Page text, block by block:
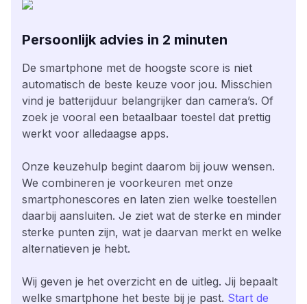
Persoonlijk advies in 2 minuten
De smartphone met de hoogste score is niet
automatisch de beste keuze voor jou. Misschien
vind je batterijduur belangrijker dan camera’s. Of
zoek je vooral een betaalbaar toestel dat prettig
werkt voor alledaagse apps.
Onze keuzehulp begint daarom bij jouw wensen.
We combineren je voorkeuren met onze
smartphonescores en laten zien welke toestellen
daarbij aansluiten. Je ziet wat de sterke en minder
sterke punten zijn, wat je daarvan merkt en welke
alternatieven je hebt.
Wij geven je het overzicht en de uitleg. Jij bepaalt
welke smartphone het beste bij je past. Start de